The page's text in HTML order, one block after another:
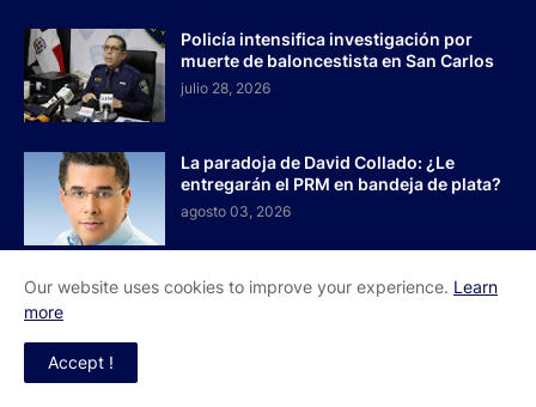
Policía intensifica investigación por
muerte de baloncestista en San Carlos
julio 28, 2026
La paradoja de David Collado: ¿Le
entregarán el PRM en bandeja de plata?
agosto 03, 2026
Inicio
Our website uses cookies to improve your experience. Learn
more
Accept !